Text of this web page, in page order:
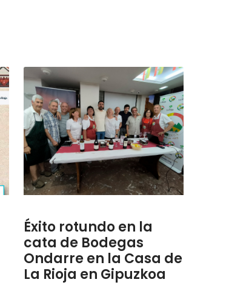
Éxito rotundo en la
cata de Bodegas
Ondarre en la Casa de
La Rioja en Gipuzkoa